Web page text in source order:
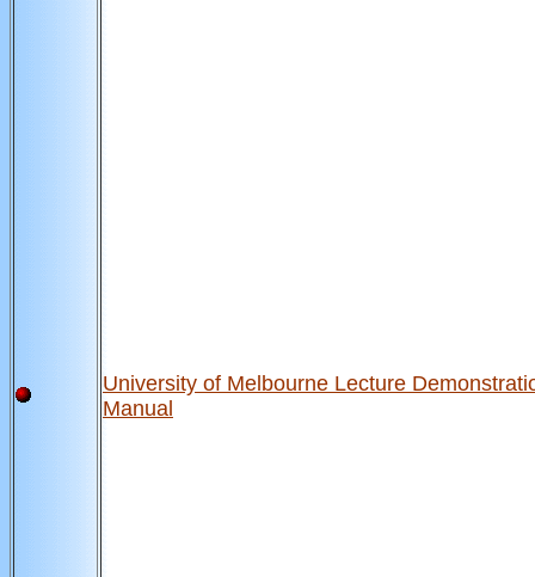
University of Melbourne Lecture
Manual